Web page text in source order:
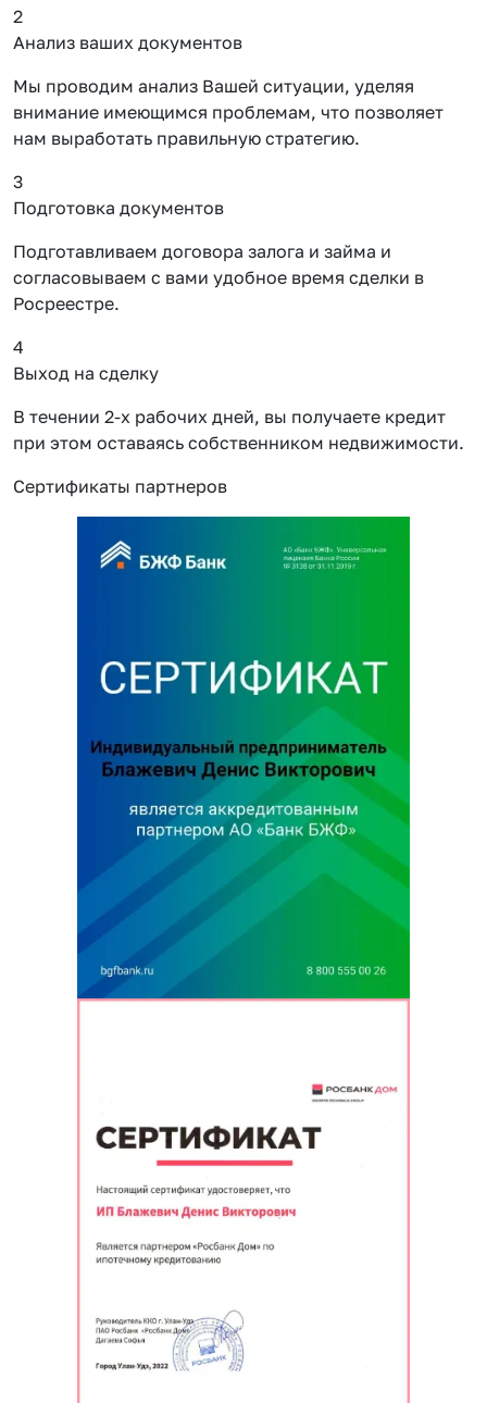
2
Анализ ваших документов
Мы проводим анализ Вашей ситуации, уделяя
внимание имеющимся проблемам, что позволяет
нам выработать правильную стратегию.
3
Подготовка документов
Подготавливаем договора залога и займа и
согласовываем с вами удобное время сделки в
Росреестре.
4
Выход на сделку
В течении 2-х рабочих дней, вы получаете кредит
при этом оставаясь собственником недвижимости.
Сертификаты партнеров